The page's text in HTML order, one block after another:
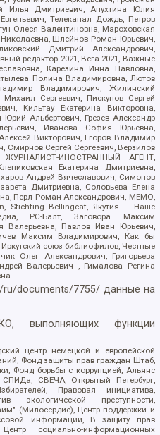
Илья Дмитриевич, Апухтина Юлия
Телеканал Дождь, Петров
Олеся Валентиновна, Мароховская
Шлейнов Роман Юрьевич,
Дмитрий Александрович,
редактор 2021, Вега 2021, Важные
Карезина Инна Павловна,
Полина Владимировна, Лютов
Владимирович, Жилинский
Сергеевич, Пискунов Сергей
Кильтау Екатерина Викторовна,
Альбертович, Грезев Александр
Иванова София Юрьевна,
Викторович, Егоров Владимир
Смирнов Сергей Сергеевич, Верзилов
ИНОСТРАННЫЙ АГЕНТ,
Екатерина Дмитриевна,
Андрей Вячеславович, Симонов
Дмитриевна, Соловьева Елена
Перл Роман Александрович, МЕМО,
Stichting Bellingcat, Якутия – Наше
РС-Балт, Заговора Максим
Валерьевна, Павлов Иван Юрьевич,
Максим Владимирович, Как бы
союз библиофилов, Честные
Олег Александрович, Григорьева
Валерьевич , Гималова Регина
ru/documents/7755/ данные на
выполняющих функции
центр немецкой и европейской
Фонд защиты прав граждан Штаб,
Фонд борьбы с коррупцией, Альянс
СВЕЧА, Открытый Петербург,
Правовая инициатива,
экологической преступности,
(Милосердие), Центр поддержки и
информации, В защиту прав
социально-информационных